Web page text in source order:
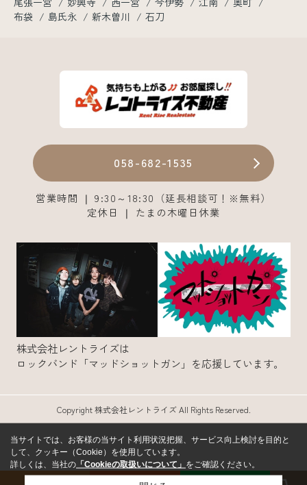
布袋
島氏永 新木曽川 石刀
058-682-1535
営業時間 ❘ 9:30～18:30（延長相談可！※無料）
定休日 ❘ たまの木曜日休業
株式会社レントライズは
ロックバンド「マッドショットガン」を応援しています。
Copyright 株式会社レントライズ All Rights Reserved.
当サイトでは、お客様の当サイト利用状況把握、サービス向上検討を目的と
して、クッキー（Cookie）を使用しています。
詳しくは、当社の 「Cookieの取扱いについて」 をご確認ください。